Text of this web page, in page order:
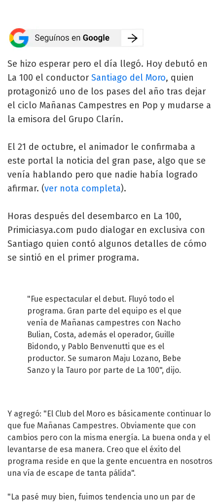
Se hizo esperar pero el día llegó. Hoy debutó en
La 100 el conductor Santiago del Moro, quien
protagonizó uno de los pases del año tras dejar
el ciclo Mañanas Campestres en Pop y mudarse a
la emisora del Grupo Clarín.
El 21 de octubre, el animador le confirmaba a
este portal la noticia del gran pase, algo que se
venía hablando pero que nadie había logrado
afirmar. (ver nota completa).
Horas después del desembarco en La 100,
Primiciasya.com pudo dialogar en exclusiva con
Santiago quien contó algunos detalles de cómo
se sintió en el primer programa.
"Fue espectacular el debut. Fluyó todo el
programa. Gran parte del equipo es el que
venía de Mañanas campestres con Nacho
Bulian, Costa, además el operador, Guille
Bidondo, y Pablo Benvenutti que es el
productor. Se sumaron Maju Lozano, Bebe
Sanzo y la Tauro por parte de La 100", dijo.
Y agregó: "El Club del Moro es básicamente continuar lo
que fue Mañanas Campestres. Obviamente que con
cambios pero con la misma energía. La buena onda y el
levantarse de esa manera. Creo que el éxito del
programa reside en que la gente encuentra en nosotros
una vía de escape de tanta pálida".
"La pasé muy bien, fuimos tendencia uno un par de